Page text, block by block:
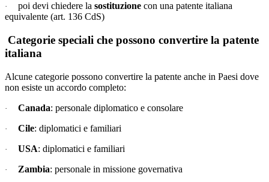
· poi devi chiedere la sostituzione con una patente italiana
equivalente (art. 136 CdS)
Categorie speciali che possono convertire la patente
italiana
Alcune categorie possono convertire la patente anche in Paesi dove
non esiste un accordo completo:
· Canada: personale diplomatico e consolare
· Cile: diplomatici e familiari
· USA: diplomatici e familiari
· Zambia: personale in missione governativa